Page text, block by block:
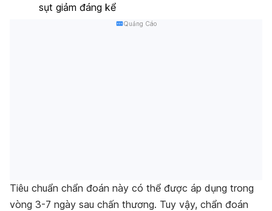
sụt giảm đáng kể
Quảng Cáo
Tiêu chuẩn chẩn đoán này có thể được áp dụng trong
vòng 3-7 ngày sau chấn thương. Tuy vậy, chẩn đoán